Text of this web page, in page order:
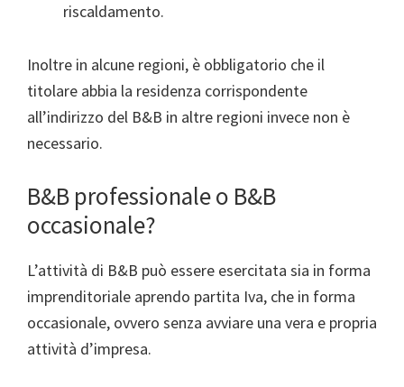
riscaldamento.
Inoltre in alcune regioni, è obbligatorio che il
titolare abbia la residenza corrispondente
all’indirizzo del B&B in altre regioni invece non è
necessario.
B&B professionale o B&B
occasionale?
L’attività di B&B può essere esercitata sia in forma
imprenditoriale aprendo partita Iva, che in forma
occasionale, ovvero senza avviare una vera e propria
attività d’impresa.